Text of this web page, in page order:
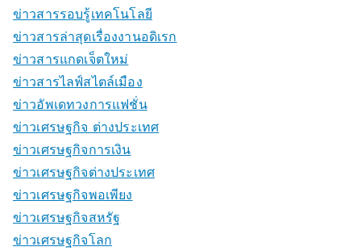
ข่าวสารรอบรู้เทคโนโลยี
ข่าวสารล่าสุดเรื่องงานอดิเรก
ข่าวสารแกดเจ็ตใหม่
ข่าวสารไลฟ์สไตล์เมือง
ข่าวอัพเดทวงการแฟชั่น
ข่าวเศรษฐกิจ ต่างประเทศ
ข่าวเศรษฐกิจการเงิน
ข่าวเศรษฐกิจต่างประเทศ
ข่าวเศรษฐกิจพอเพียง
ข่าวเศรษฐกิจสหรัฐ
ข่าวเศรษฐกิจโลก